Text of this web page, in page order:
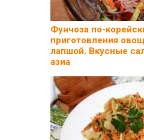
Фунчоза по-
приготовления
лапшой. Вкусные
азиа